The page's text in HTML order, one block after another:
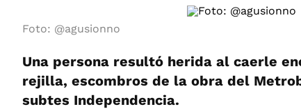
Foto: @agusionno
Una persona resultó herida al caerle
rejilla, escombros de la obra del
subtes Independencia.